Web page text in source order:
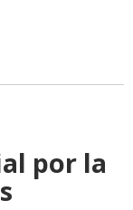
por la